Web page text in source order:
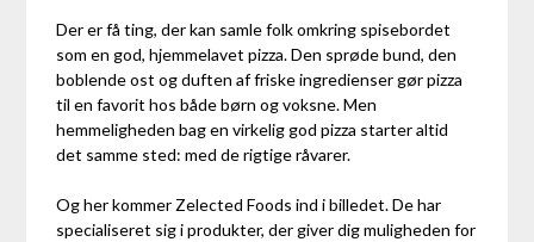
Der er få ting, der kan samle folk omkring spisebordet
som en god, hjemmelavet pizza. Den sprøde bund, den
boblende ost og duften af friske ingredienser gør pizza
til en favorit hos både børn og voksne. Men
hemmeligheden bag en virkelig god pizza starter altid
det samme sted: med de rigtige råvarer.
Og her kommer Zelected Foods ind i billedet. De har
specialiseret sig i produkter, der giver dig muligheden for